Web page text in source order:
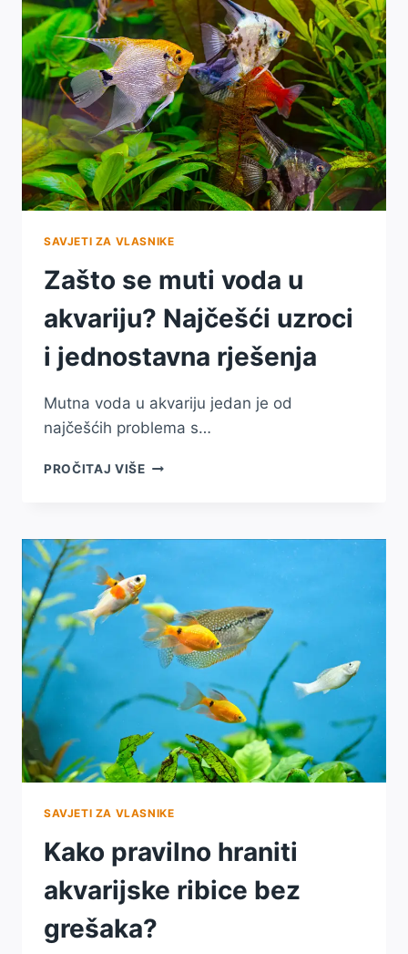
PROVJERENA
RJEŠENJA
SAVJETI ZA VLASNIKE
Zašto se muti voda u
akvariju? Najčešći uzroci
i jednostavna rješenja
Mutna voda u akvariju jedan je od
najčešćih problema s…
PROČITAJ VIŠE ZAŠTO
U
NAJČEŠĆI
UZROCI
I
JEDNOSTAVNA
RJEŠENJA
SAVJETI ZA VLASNIKE
Kako pravilno hraniti
akvarijske ribice bez
grešaka?